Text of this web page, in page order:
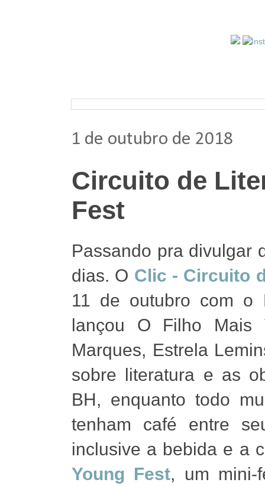
1 de outubro de 2018
Circuito de
Fest
Passando pra divulgar
dias. O Clic - Circuito
11 de outubro com o
lançou O Filho Mais
Marques, Estrela
sobre literatura e as
BH, enquanto todo
tenham café entre
inclusive a bebida e a
Young Fest, um mini-